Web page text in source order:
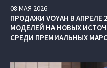
08 МАЯ 2026
ПРОДАЖИ VOYAH В АПРЕЛЕ
МОДЕЛЕЙ НА НОВЫХ
СРЕДИ ПРЕМИАЛЬНЫХ